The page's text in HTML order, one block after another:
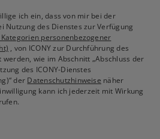
ich ein, dass von mir bei der
Nutzung des Dienstes zur Verfügung
personenbezogener
, von ICONY zur Durchführung des
wie im Abschnitt „Abschluss der
des ICONY-Dienstes
der Datenschutzhinweise näher
kann ich jederzeit mit Wirkung